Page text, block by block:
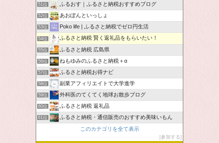
51位 ふるおす｜ふるさと納税おすすめブログ
52位 あおぽんといっしょ
53位 Poko life | ふるさと納税でゼロ円生活
54位 ふるさと納税 賢く返礼品をもらいたい！
55位 ふるさと納税 広島県
56位 ねもゆみのふるさと納税＋α
57位 ふるさと納税お得ナビ
58位 副業アフィリエイトで大学進学
59位 外科医のてくてく地球お散歩ブログ
60位 ふるさと納税 返礼品
61位
ふるさと納税・通信販売のおすすめ美味いもん
このカテゴリを全て表示
参加する